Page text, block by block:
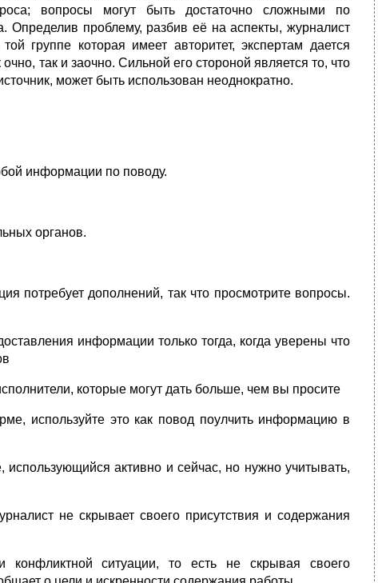
вопросы могут быть достаточно сложными по
Определив проблему, разбив её на аспекты, журналист
группе которая имеет авторитет, экспертам дается
так и заочно. Сильной его стороной является то, что
может быть использован неоднократно.
информации по поводу.
органов.
потребует дополнений, так что просмотрите вопросы.
информации только тогда, когда уверены что
которые могут дать больше, чем вы просите
используйте это как повод поулчить информацию в
активно и сейчас, но нужно учитывать,
не скрывает своего присутствия и содержания
конфликтной ситуации, то есть не скрывая своего